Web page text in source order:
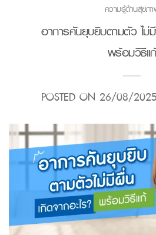
ความรู้ด้านสุขภ
อาการคันยุบยิบตามตัว ไม่
พร้อมวิธีแก้
POSTED ON 26/08/2025